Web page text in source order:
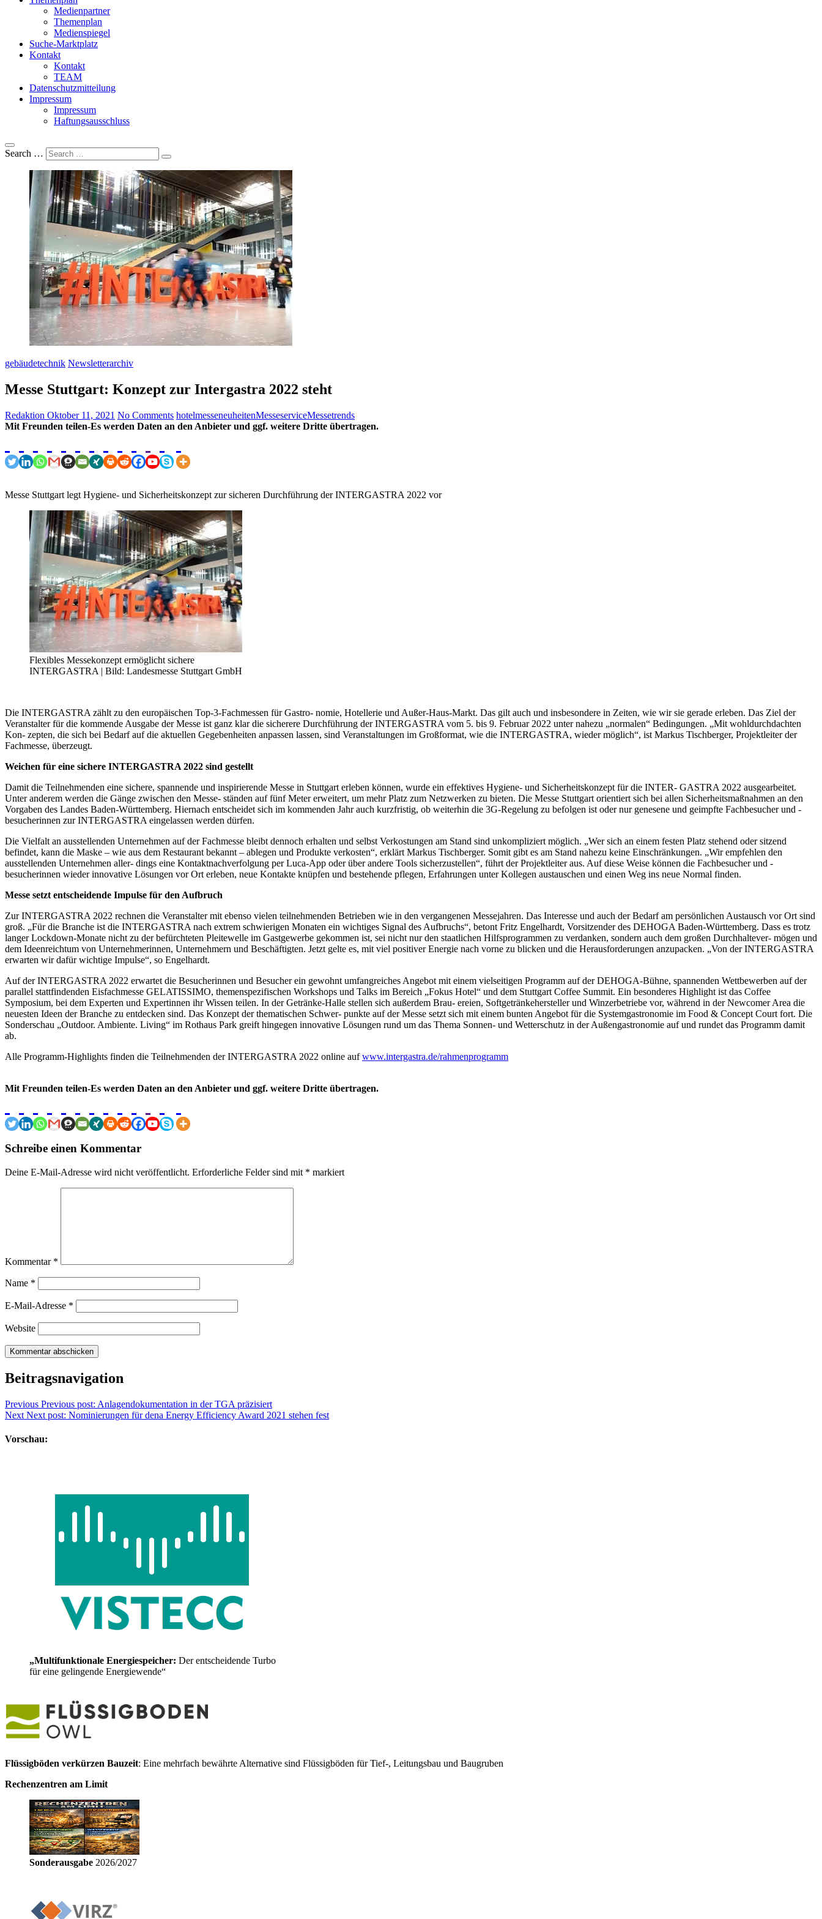
Medienpartner
Themenplan
Medienspiegel
Suche-Marktplatz
Kontakt
Kontakt
TEAM
Datenschutzmitteilung
Impressum
Impressum
Haftungsausschluss
Search …
gebäudetechnik Newsletterarchiv
Messe Stuttgart: Konzept zur Intergastra 2022 steht
Redaktion Oktober 11, 2021 No Comments hotelmesseneuheitenMesseserviceMessetrends
Mit Freunden teilen-Es werden Daten an den Anbieter und ggf. weitere Dritte übertragen.
Messe Stuttgart legt Hygiene- und Sicherheitskonzept zur sicheren Durchführung der INTERGASTRA 2022 vor
Flexibles Messekonzept ermöglicht sichere
INTERGASTRA | Bild: Landesmesse Stuttgart GmbH
Die INTERGASTRA zählt zu den europäischen Top-3-Fachmessen für Gastro- nomie, Hotellerie und Außer-Haus-Markt. Das gilt auch und insbesondere in Zeiten, wie wir sie gerade erleben. Das Ziel der
Veranstalter für die kommende Ausgabe der Messe ist ganz klar die sicherere Durchführung der INTERGASTRA vom 5. bis 9. Februar 2022 unter nahezu „normalen“ Bedingungen. „Mit wohldurchdachten
Kon- zepten, die sich bei Bedarf auf die aktuellen Gegebenheiten anpassen lassen, sind Veranstaltungen im Großformat, wie die INTERGASTRA, wieder möglich“, ist Markus Tischberger, Projektleiter der
Fachmesse, überzeugt.
Weichen für eine sichere INTERGASTRA 2022 sind gestellt
Damit die Teilnehmenden eine sichere, spannende und inspirierende Messe in Stuttgart erleben können, wurde ein effektives Hygiene- und Sicherheitskonzept für die INTER- GASTRA 2022 ausgearbeitet.
Unter anderem werden die Gänge zwischen den Messe- ständen auf fünf Meter erweitert, um mehr Platz zum Netzwerken zu bieten. Die Messe Stuttgart orientiert sich bei allen Sicherheitsmaßnahmen an den
Vorgaben des Landes Baden-Württemberg. Hiernach entscheidet sich im kommenden Jahr auch kurzfristig, ob weiterhin die 3G-Regelung zu befolgen ist oder nur genesene und geimpfte Fachbesucher und -
besucherinnen zur INTERGASTRA eingelassen werden dürfen.
Die Vielfalt an ausstellenden Unternehmen auf der Fachmesse bleibt dennoch erhalten und selbst Verkostungen am Stand sind unkompliziert möglich. „Wer sich an einem festen Platz stehend oder sitzend
befindet, kann die Maske – wie aus dem Restaurant bekannt – ablegen und Produkte verkosten“, erklärt Markus Tischberger. Somit gibt es am Stand nahezu keine Einschränkungen. „Wir empfehlen den
ausstellenden Unternehmen aller- dings eine Kontaktnachverfolgung per Luca-App oder über andere Tools sicherzustellen“, führt der Projektleiter aus. Auf diese Weise können die Fachbesucher und -
besucherinnen wieder innovative Lösungen vor Ort erleben, neue Kontakte knüpfen und bestehende pflegen, Erfahrungen unter Kollegen austauschen und einen Weg ins neue Normal finden.
Messe setzt entscheidende Impulse für den Aufbruch
Zur INTERGASTRA 2022 rechnen die Veranstalter mit ebenso vielen teilnehmenden Betrieben wie in den vergangenen Messejahren. Das Interesse und auch der Bedarf am persönlichen Austausch vor Ort sind
groß. „Für die Branche ist die INTERGASTRA nach extrem schwierigen Monaten ein wichtiges Signal des Aufbruchs“, betont Fritz Engelhardt, Vorsitzender des DEHOGA Baden-Württemberg. Dass es trotz
langer Lockdown-Monate nicht zu der befürchteten Pleitewelle im Gastgewerbe gekommen ist, sei nicht nur den staatlichen Hilfsprogrammen zu verdanken, sondern auch dem großen Durchhaltever- mögen und
dem Ideenreichtum von Unternehmerinnen, Unternehmern und Beschäftigten. Jetzt gelte es, mit viel positiver Energie nach vorne zu blicken und die Herausforderungen anzupacken. „Von der INTERGASTRA
erwarten wir dafür wichtige Impulse“, so Engelhardt.
Auf der INTERGASTRA 2022 erwartet die Besucherinnen und Besucher ein gewohnt umfangreiches Angebot mit einem vielseitigen Programm auf der DEHOGA-Bühne, spannenden Wettbewerben auf der
parallel stattfindenden Eisfachmesse GELATISSIMO, themenspezifischen Workshops und Talks im Bereich „Fokus Hotel“ und dem Stuttgart Coffee Summit. Ein besonderes Highlight ist das Coffee
Symposium, bei dem Experten und Expertinnen ihr Wissen teilen. In der Getränke-Halle stellen sich außerdem Brau- ereien, Softgetränkehersteller und Winzerbetriebe vor, während in der Newcomer Area die
neuesten Ideen der Branche zu entdecken sind. Das Konzept der thematischen Schwer- punkte auf der Messe setzt sich mit einem bunten Angebot für die Systemgastronomie im Food & Concept Court fort. Die
Sonderschau „Outdoor. Ambiente. Living“ im Rothaus Park greift hingegen innovative Lösungen rund um das Thema Sonnen- und Wetterschutz in der Außengastronomie auf und rundet das Programm damit
ab.
Alle Programm-Highlights finden die Teilnehmenden der INTERGASTRA 2022 online aufwww.intergastra.de/rahmenprogramm
Mit Freunden teilen-Es werden Daten an den Anbieter und ggf. weitere Dritte übertragen.
Schreibe einen Kommentar
Deine E-Mail-Adresse wird nicht veröffentlicht. Erforderliche Felder sind mit * markiert
Kommentar *
Name *
E-Mail-Adresse *
Website
Beitragsnavigation
Previous Previous post: Anlagendokumentation in der TGA präzisiert
Next Next post: Nominierungen für dena Energy Efficiency Award 2021 stehen fest
Vorschau:
„Multifunktionale Energiespeicher: Der entscheidende Turbo
für eine gelingende Energiewende“
Flüssigböden verkürzen Bauzeit: Eine mehrfach bewährte Alternative sind Flüssigböden für Tief-, Leitungsbau und Baugruben
Rechenzentren am Limit
Sonderausgabe 2026/2027